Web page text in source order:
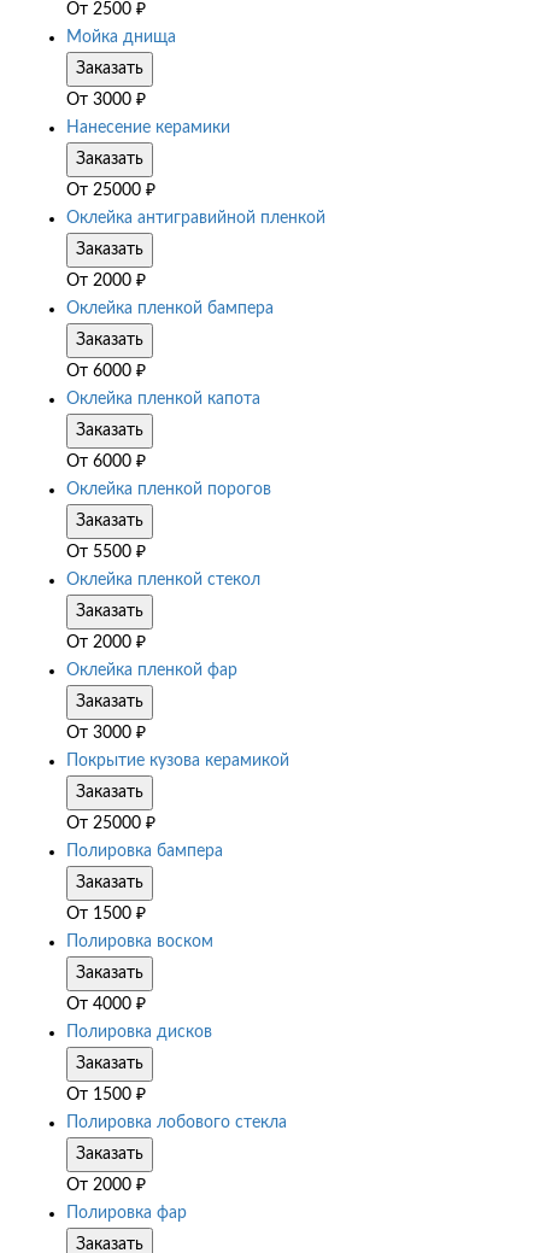
От 2500 ₽
Мойка днища
Заказать
От 3000 ₽
Нанесение керамики
Заказать
От 25000 ₽
Оклейка антигравийной пленкой
Заказать
От 2000 ₽
Оклейка пленкой бампера
Заказать
От 6000 ₽
Оклейка пленкой капота
Заказать
От 6000 ₽
Оклейка пленкой порогов
Заказать
От 5500 ₽
Оклейка пленкой стекол
Заказать
От 2000 ₽
Оклейка пленкой фар
Заказать
От 3000 ₽
Покрытие кузова керамикой
Заказать
От 25000 ₽
Полировка бампера
Заказать
От 1500 ₽
Полировка воском
Заказать
От 4000 ₽
Полировка дисков
Заказать
От 1500 ₽
Полировка лобового стекла
Заказать
От 2000 ₽
Полировка фар
Заказать